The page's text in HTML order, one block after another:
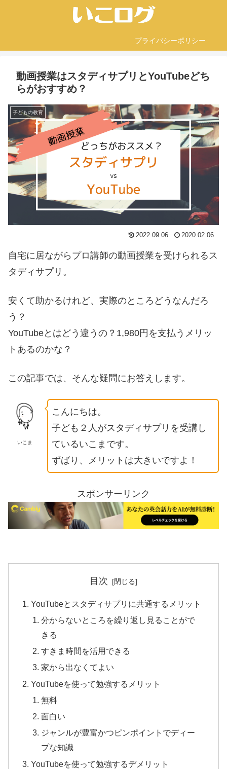
プライバシーポリシー
動画授業はスタディサプリとYouTubeどち
らがおすすめ？
子どもの教育
2022.09.06 2020.02.06
自宅に居ながらプロ講師の動画授業を受けられるス
タディサプリ。
安くて助かるけれど、実際のところどうなんだろ
う？
YouTubeとはどう違うの？1,980円を支払うメリッ
トあるのかな？
この記事では、そんな疑問にお答えします。
いこま
こんにちは。
子ども２人がスタディサプリを受講し
ているいこまです。
ずばり、メリットは大きいですよ！
スポンサーリンク
目次
YouTubeとスタディサプリに共通するメリット
分からないところを繰り返し見ることがで
きる
すきま時間を活用できる
家から出なくてよい
YouTubeを使って勉強するメリット
無料
面白い
ジャンルが豊富かつピンポイントでディー
プな知識
YouTubeを使って勉強するデメリット